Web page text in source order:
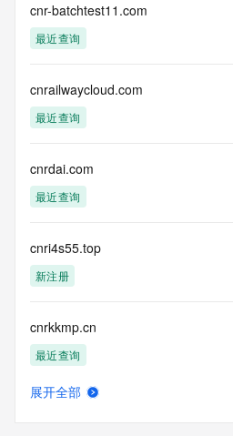
cnr-batchtest11.com
最近查询
cnrailwaycloud.com
最近查询
cnrdai.com
最近查询
cnri4s55.top
新注册
cnrkkmp.cn
最近查询
展开全部